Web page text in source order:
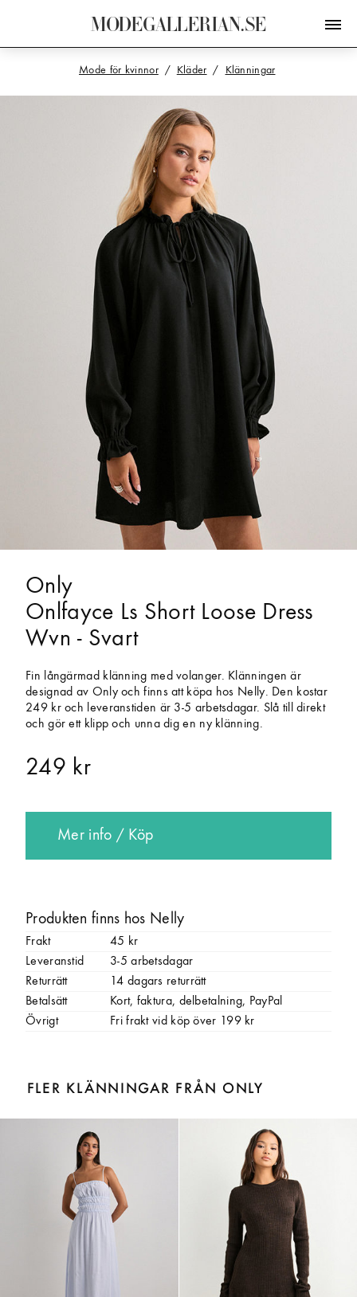
MODEGALLERIAN.SE
Mode för kvinnor Kläder Klänningar
Only
Onlfayce Ls Short Loose Dress
Wvn - Svart
Fin långärmad klänning med volanger. Klänningen är
designad av Only och finns att köpa hos Nelly. Den kostar
249 kr och leveranstiden är 3-5 arbetsdagar. Slå till direkt
och gör ett klipp och unna dig en ny klänning.
249 kr
Mer info / Köp
Produkten finns hos Nelly
Frakt
45 kr
Leveranstid
3-5 arbetsdagar
Returrätt
14 dagars returrätt
Betalsätt
Kort, faktura, delbetalning, PayPal
Övrigt
Fri frakt vid köp över 199 kr
FLER KLÄNNINGAR FRÅN ONLY